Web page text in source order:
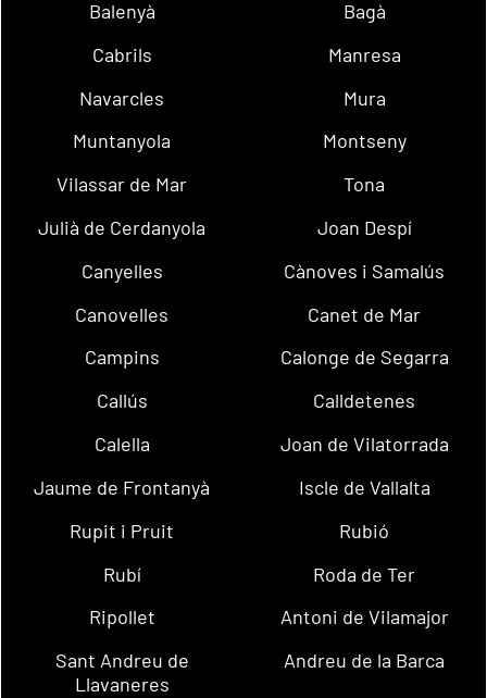
Balenyà
Bagà
Cabrils
Manresa
Navarcles
Mura
Muntanyola
Montseny
Vilassar de Mar
Tona
Julià de Cerdanyola
Joan Despí
Canyelles
Cànoves i Samalús
Canovelles
Canet de Mar
Campins
Calonge de Segarra
Callús
Calldetenes
Calella
Joan de Vilatorrada
Jaume de Frontanyà
Iscle de Vallalta
Rupit i Pruit
Rubió
Rubí
Roda de Ter
Ripollet
Antoni de Vilamajor
Sant Andreu de
Llavaneres
Andreu de la Barca